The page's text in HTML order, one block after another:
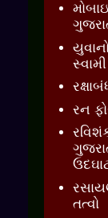
રન
તત્વો